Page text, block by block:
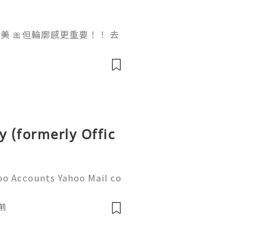
🎀但輪廓感更重要！！ 去
直係天衣無縫!
(formerly Offic
Accounts Yahoo Mail co
and online a